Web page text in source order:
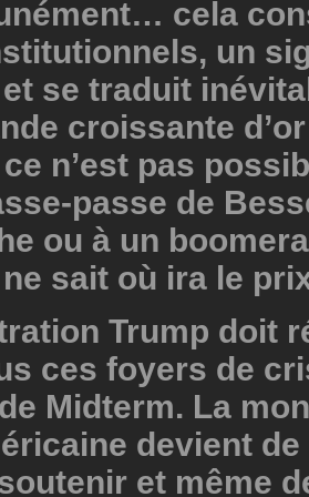
cela
un
se traduit
croissante
n’est pas
passe de
ou à un
sait où ira le
Trump doit
ces foyers de
Midterm. La
devient
et même